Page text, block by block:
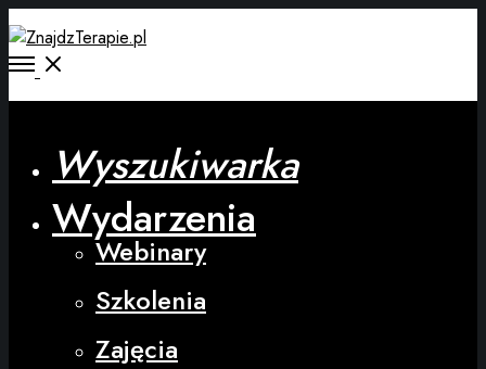
Wyszukiwarka
Wydarzenia
Webinary
Szkolenia
Zajęcia